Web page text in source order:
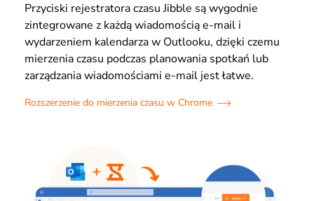
Przyciski rejestratora czasu Jibble są wygodnie
zintegrowane z każdą wiadomością e-mail i
wydarzeniem kalendarza w Outlooku, dzięki czemu
mierzenia czasu podczas planowania spotkań lub
zarządzania wiadomościami e-mail jest łatwe.
Rozszerzenie do mierzenia czasu w Chrome